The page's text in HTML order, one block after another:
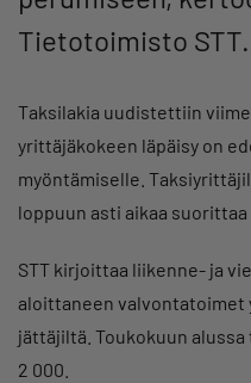
Tietotoimisto STT.
Taksilakia uudistettiin
yrittäjäkokeen läpäisy on
myöntämiselle.
loppuun asti aikaa suorittaa
STT kirjoittaa liikenne- ja
aloittaneen
jättäjiltä. Toukokuun
2 000.